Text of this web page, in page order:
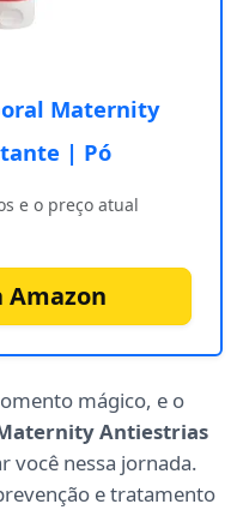
Maternity
| Pó
e o preço atual
Amazon
mágico, e o
Antiestrias
você nessa jornada.
e tratamento